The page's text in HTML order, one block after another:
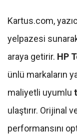
Kartus.com,
yelpazesi
araya getirir. HP
ünlü markaların
maliyetli uyumlu
ulaştırır. Orijinal
performansını